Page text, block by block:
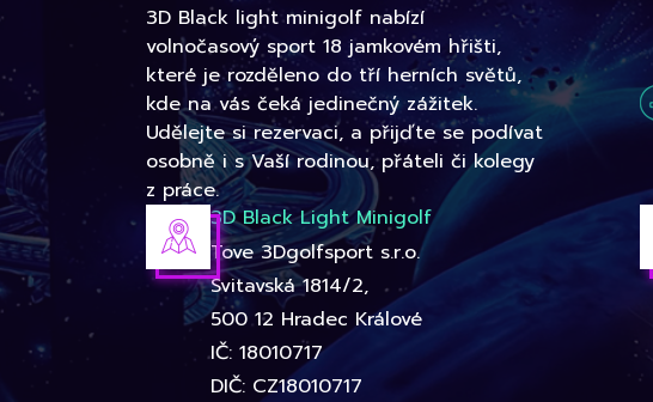
3D Black light minigolf nabízí
volnočasový sport 18 jamkovém hřišti,
které je rozděleno do tří herních světů,
kde na vás čeká jedinečný zážitek.
Udělejte si rezervaci, a přijďte se podívat
osobně i s Vaší rodinou, přáteli či kolegy
z práce.
3D Black Light Minigolf
Tove 3Dgolfsport s.r.o.
Svitavská 1814/2,
500 12 Hradec Králové
IČ: 18010717
DIČ: CZ18010717